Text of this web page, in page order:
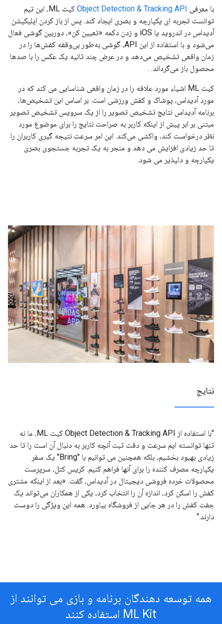
با معرفی Object Detection & Tracking API
کیت ML، این تیم
توانست تجربه ای یکپارچه و بصری ایجاد کند. پس از باز کردن اپلیکیشن
آدیداس در اندروید یا iOS و زدن دکمه «تعیین کن»، دوربین گوشی فعال
می‌شود و با استفاده از این API، گوشی به‌طور بی‌وقفه کفش‌ها را در
زمان واقعی تشخیص می‌دهد و در عرض چند ثانیه یک عکس را با صدها
محصول باز می‌گرداند. .
کیت ML اشیاء مورد علاقه را در زمان واقعی شناسایی می کند که در
مورد آدیداس، پوشاک و کفش ورزشی است. بر اساس این تشخیص‌ها،
برنامه آدیداس نتایج تشخیص تصویر را از یک سرویس تشخیص تصویر
مبتنی بر ابر پیش از اینکه کاربر به صراحت نتایج را برای موضوع مورد
نظر درخواست کند، واکشی می‌کند. این امر سرعت نتیجه گیری کاربران را
تا حد زیادی افزایش می دهد و منجر به یک تجربه جستجوی بصری
یکپارچه و دلپذیر می شود.
نتایج
"با استفاده از Object Detection & Tracking API کیت ML، ما نه
تنها توانسته ایم سرعت و دقت ثبت آنچه کاربر به دنبال آن است را تا حد
زیادی بهبود بخشیم، بلکه همچنین می توانیم با "Bring" یک سفر
یکپارچه مصرف کننده را برای آنها فراهم کنیم. کریس کتل، سرپرست
محصولات خرده فروشی دیجیتال در آدیداس، گفت. «بعد از اینکه مشتری
کفش را اسکن کرد، اندازه آن را انتخاب کرد، یکی از همکاران می‌تواند یک
جفت کفش را در هر جایی از فروشگاه بیاورد. همه این ویژگی را دوست
دارند."
همه توسعه دهندگان برنامه و بازی می توانند از
ML Kit استفاده کنند